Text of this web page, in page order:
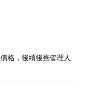
格，後續後臺管理人